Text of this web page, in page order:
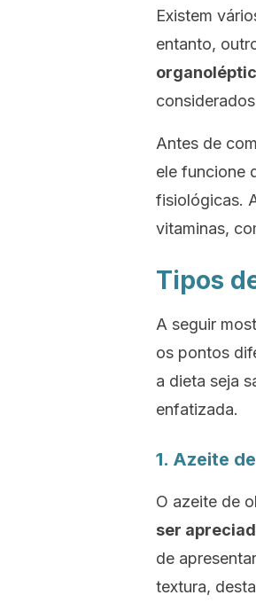
Existem
entanto,
Antes de
ele funcione
fisiológicas.
vitaminas,
Tipos
A seguir
os pontos
a dieta seja
enfatizada.
1. Azeite
O azeite de
ser
de
textura,